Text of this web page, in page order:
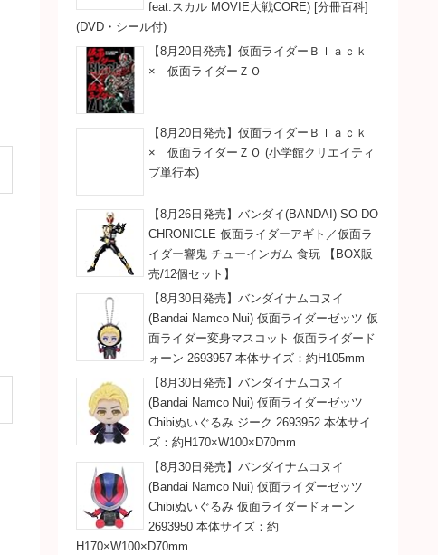
feat.スカル MOVIE大戦CORE) [分冊百科]
(DVD・シール付)
【8月20日発売】仮面ライダーＢｌａｃｋ
× 仮面ライダーＺＯ
【8月20日発売】仮面ライダーＢｌａｃｋ
× 仮面ライダーＺＯ (小学館クリエイティ
ブ単行本)
【8月26日発売】バンダイ(BANDAI) SO-DO
CHRONICLE 仮面ライダーアギト／仮面ラ
イダー響鬼 チューインガム 食玩 【BOX販
売/12個セット】
【8月30日発売】バンダイナムコヌイ
(Bandai Namco Nui) 仮面ライダーゼッツ 仮
面ライダー変身マスコット 仮面ライダード
ォーン 2693957 本体サイズ：約H105mm
【8月30日発売】バンダイナムコヌイ
(Bandai Namco Nui) 仮面ライダーゼッツ
Chibiぬいぐるみ ジーク 2693952 本体サイ
ズ：約H170×W100×D70mm
【8月30日発売】バンダイナムコヌイ
(Bandai Namco Nui) 仮面ライダーゼッツ
Chibiぬいぐるみ 仮面ライダードォーン
2693950 本体サイズ：約
H170×W100×D70mm